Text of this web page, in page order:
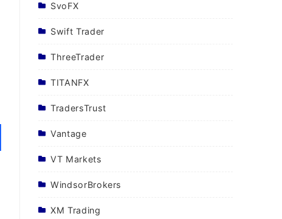
SvoFX
Swift Trader
ThreeTrader
TITANFX
TradersTrust
Vantage
VT Markets
WindsorBrokers
XM Trading